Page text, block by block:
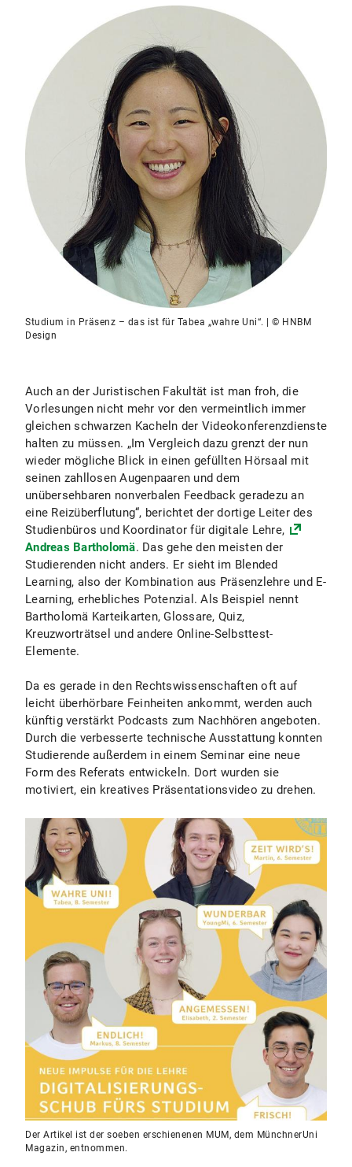
Studium in Präsenz – das ist für Tabea „wahre Uni“. | © HNBM
Design
Auch an der Juristischen Fakultät ist man froh, die
Vorlesungen nicht mehr vor den vermeintlich immer
gleichen schwarzen Kacheln der Videokonferenzdienste
halten zu müssen. „Im Vergleich dazu grenzt der nun
wieder mögliche Blick in einen gefüllten Hörsaal mit
seinen zahllosen Augenpaaren und dem
unübersehbaren nonverbalen Feedback geradezu an
eine Reizüberflutung“, berichtet der dortige Leiter des
Studienbüros und Koordinator für digitale Lehre,
Andreas Bartholomä. Das gehe den meisten der
Studierenden nicht anders. Er sieht im Blended
Learning, also der Kombination aus Präsenzlehre und E-
Learning, erhebliches Potenzial. Als Beispiel nennt
Bartholomä Karteikarten, Glossare, Quiz,
Kreuzworträtsel und andere Online-Selbsttest-
Elemente.
Da es gerade in den Rechtswissenschaften oft auf
leicht überhörbare Feinheiten ankommt, werden auch
künftig verstärkt Podcasts zum Nachhören angeboten.
Durch die verbesserte technische Ausstattung konnten
Studierende außerdem in einem Seminar eine neue
Form des Referats entwickeln. Dort wurden sie
motiviert, ein kreatives Präsentationsvideo zu drehen.
Der Artikel ist der soeben erschienenen MUM, dem MünchnerUni
Magazin, entnommen.